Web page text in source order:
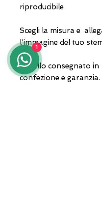
riproducibile
Scegli la misura e
l'immagine del tuo
Gioiello consegnato in
confezione e garanzia.
1